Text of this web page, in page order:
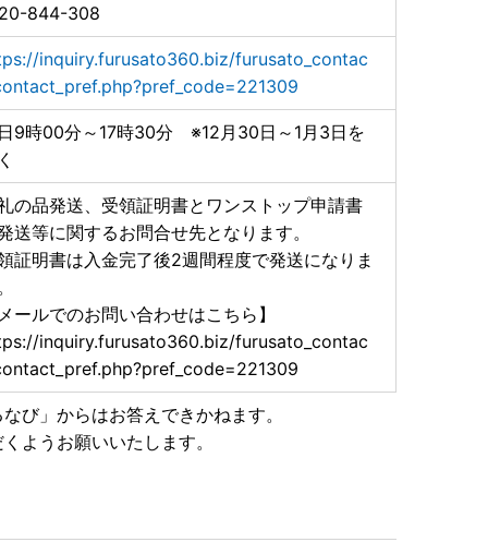
844-308
inquiry.furusato360.biz/furusato_contac
9時00分～17時30分 ※12月30日～1月3日を
の品発送、受領証明書とワンストップ申請書
送等に関するお問合せ先となります。
証明書は入金完了後2週間程度で発送になりま
ールでのお問い合わせはこちら】
inquiry.furusato360.biz/furusato_contac
び」からはお答えできかねます。
ようお願いいたします。